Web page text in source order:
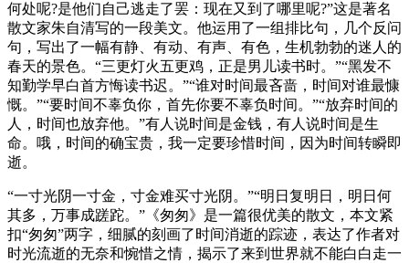
何处呢?是他们自己逃走了罢：现在又到了哪里呢?”这是著名
散文家朱自清写的一段美文。他运用了一组排比句，几个反问
句，写出了一幅有静、有动、有声、有色，生机勃勃的迷人的
春天的景色。“三更灯火五更鸡，正是男儿读书时。”“黑发不
知勤学早白首方悔读书迟。”“谁对时间最吝啬，时间对谁最慷
慨。”“要时间不辜负你，首先你要不辜负时间。”“放弃时间的
人，时间也放弃他。”有人说时间是金钱，有人说时间是生
命。哦，时间的确宝贵，我一定要珍惜时间，因为时间转瞬即
逝。
“一寸光阴一寸金，寸金难买寸光阴。”“明日复明日，明日何
其多，万事成蹉跎。”《匆匆》是一篇很优美的散文，本文紧
扣“匆匆”两字，细腻的刻画了时间消逝的踪迹，表达了作者对
时光流逝的无奈和惋惜之情，揭示了来到世界就不能白白走一